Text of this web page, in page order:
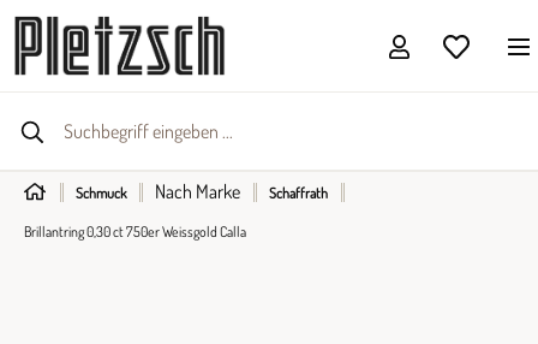
Schmuck Nach Marke Schaffrath
Brillantring 0,30 ct 750er Weissgold Calla